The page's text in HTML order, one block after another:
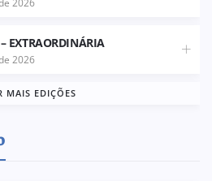
EXTRAORDINÁRIA
2026
MAIS EDIÇÕES